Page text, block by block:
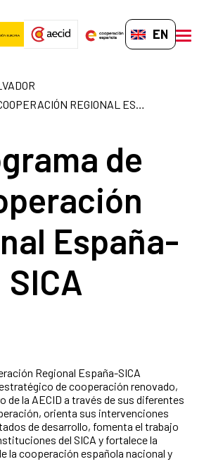
EN-GB
de
España-
SICA
Regional España-SICA
de cooperación renovado,
de la AECID a través de sus diferentes
orienta sus intervenciones
de desarrollo, fomenta el trabajo
del SICA y fortalece la
la cooperación española nacional y